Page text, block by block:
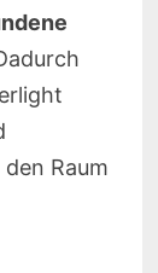
Raum